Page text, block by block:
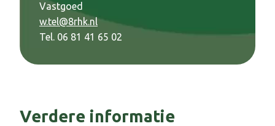
Vastgoed
w.tel@8rhk.nl
Tel. 06 81 41 65 02
Verdere informatie